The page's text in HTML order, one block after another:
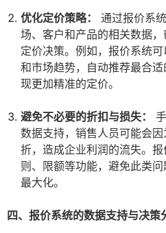
优化定价策略：
通过报价系
场、客户和产品的相关数据
定价决策。例如，报价系统
和市场趋势，自动推荐最合
现更加精准的定价。
避免不必要的折扣与损失：
数据支持，销售人员可能会
折，造成企业利润的流失。
则、限额等功能，避免此类
最大化。
四、报价系统的数据支持与决策